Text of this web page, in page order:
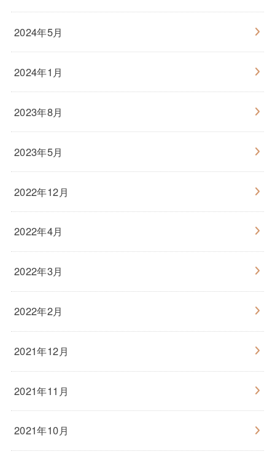
2024年5月
2024年1月
2023年8月
2023年5月
2022年12月
2022年4月
2022年3月
2022年2月
2021年12月
2021年11月
2021年10月